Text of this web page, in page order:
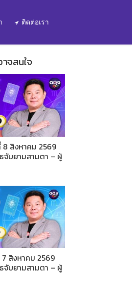
ติดต่อเรา
จสนใจ
8 สิงหาคม 2569
จับยามสามตา – ผู้
สิงหาคม 2569
จับยามสามตา – ผู้